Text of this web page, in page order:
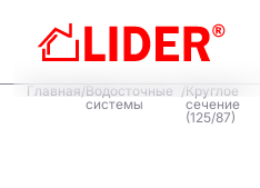
основному
содержанию
Строка
Главная Водосточные
системы
Круглое
сечение
(125/87)